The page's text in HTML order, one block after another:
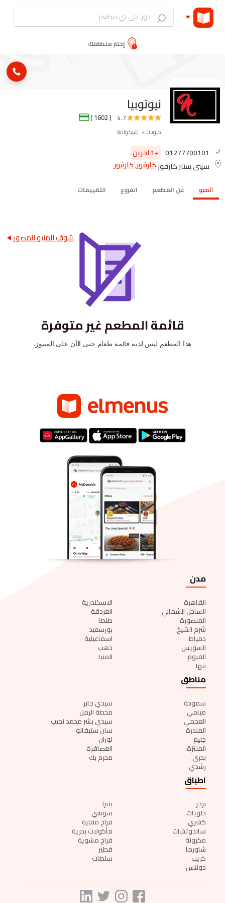
إختار منطقتك
نيوتوبيا
4.7
( 1602 )
حلويات شيكولاتة
01277700101 +1 اخرين
سيتى سنتر كارفوركارفور, كارفور
المنيو عن المطعم الفروع التقييمات
شوف المنيو المصور
قائمة المطعم غير متوفرة
هذا المطعم ليس لديه قائمة طعام حتى الآن على المنيوز.
مدن
القاهرة الاسكندرية
الساحل الشمالي الغردقة
المنصورة طنطا
شرم الشيخ بورسعيد
دمياط اسماعيلية
السويس دهب
الفيوم المنيا
بنها
مناطق
سموحة سيدي جابر
ميامي محطة الرمل
العجمي سيدي بشر محمد نجيب
المندرة سان ستيفانو
جليم لوران
المنتزة العصافرة
بحري محرم بك
رشدي
اطباق
برجر بيتزا
حلويات سوشي
كشري فراخ مقلية
ساندوتشات مأكولات بحرية
مكرونة فراخ مشوية
شاورما فطير
كريب سلطات
دونتس